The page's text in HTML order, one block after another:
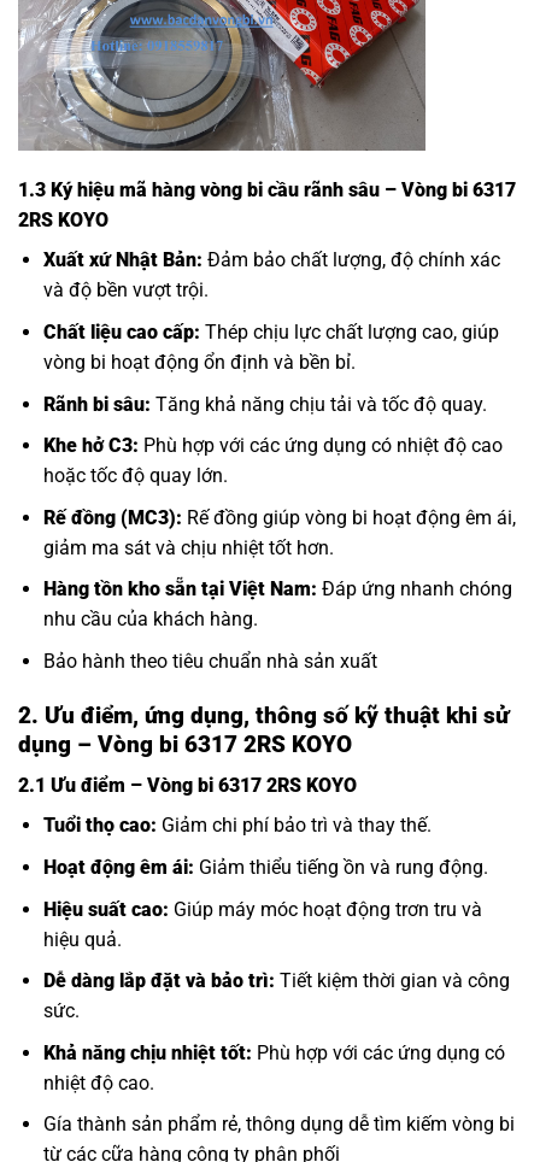
1.3 Ký hiệu mã hàng vòng bi cầu rãnh sâu – Vòng bi 6317
2RS KOYO
Xuất xứ Nhật Bản: Đảm bảo chất lượng, độ chính xác
và độ bền vượt trội.
Chất liệu cao cấp: Thép chịu lực chất lượng cao, giúp
vòng bi hoạt động ổn định và bền bỉ.
Rãnh bi sâu: Tăng khả năng chịu tải và tốc độ quay.
Khe hở C3: Phù hợp với các ứng dụng có nhiệt độ cao
hoặc tốc độ quay lớn.
Rế đồng (MC3): Rế đồng giúp vòng bi hoạt động êm ái,
giảm ma sát và chịu nhiệt tốt hơn.
Hàng tồn kho sẵn tại Việt Nam: Đáp ứng nhanh chóng
nhu cầu của khách hàng.
Bảo hành theo tiêu chuẩn nhà sản xuất
2. Ưu điểm, ứng dụng, thông số kỹ thuật khi sử
dụng – Vòng bi 6317 2RS KOYO
2.1 Ưu điểm – Vòng bi 6317 2RS KOYO
Tuổi thọ cao: Giảm chi phí bảo trì và thay thế.
Hoạt động êm ái: Giảm thiểu tiếng ồn và rung động.
Hiệu suất cao: Giúp máy móc hoạt động trơn tru và
hiệu quả.
Dễ dàng lắp đặt và bảo trì: Tiết kiệm thời gian và công
sức.
Khả năng chịu nhiệt tốt: Phù hợp với các ứng dụng có
nhiệt độ cao.
Gía thành sản phẩm rẻ, thông dụng dễ tìm kiếm vòng bi
từ các cữa hàng công ty phân phối